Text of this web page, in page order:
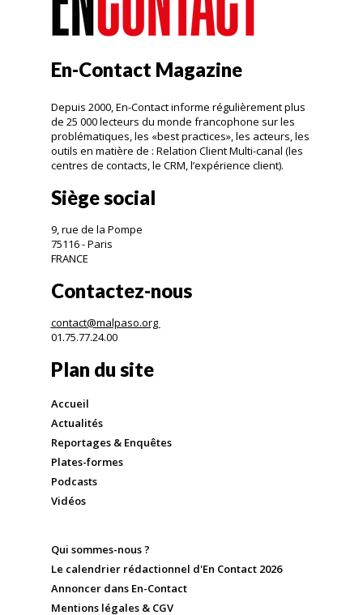
En-Contact Magazine
Depuis 2000, En-Contact informe régulièrement plus
de 25 000 lecteurs du monde francophone sur les
problématiques, les «best practices», les acteurs, les
outils en matière de : Relation Client Multi-canal (les
centres de contacts, le CRM, l’expérience client).
Siège social
9, rue de la Pompe
75116 - Paris
FRANCE
Contactez-nous
contact@malpaso.org
01.75.77.24.00
Plan du site
Accueil
Actualités
Reportages & Enquêtes
Plates-formes
Podcasts
Vidéos
Qui sommes-nous ?
Le calendrier rédactionnel d'En Contact 2026
Annoncer dans En-Contact
Mentions légales & CGV